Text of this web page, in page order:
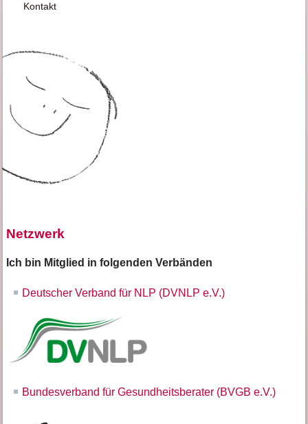
Kontakt
Netzwerk
Ich bin Mitglied in folgenden Verbänden
Deutscher Verband für NLP (DVNLP e.V.)
Bundesverband für Gesundheitsberater (BVGB e.V.)